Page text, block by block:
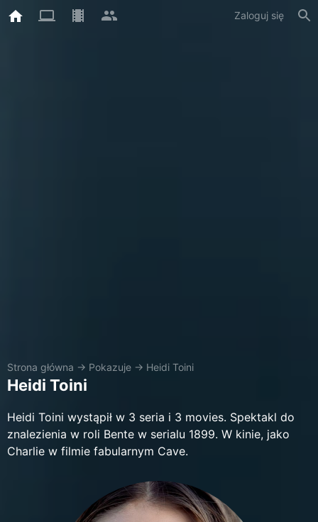
Zaloguj się
Strona główna → Pokazuje → Heidi Toini
Heidi Toini
Heidi Toini wystąpił w 3 seria i 3 movies. Spektakl do
znalezienia w roli Bente w serialu 1899. W kinie, jako
Charlie w filmie fabularnym Cave.